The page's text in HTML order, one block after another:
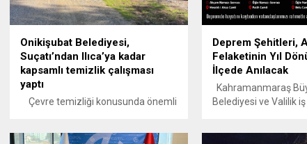
Onikişubat Belediyesi,
Suçatı’ndan Ilıca’ya kadar
kapsamlı temizlik çalışması
yaptı
Çevre temizliği konusunda önemli
Deprem Şehitleri,
Felaketinin Yıl
İlçede Anılacak
Kahramanmaraş
Belediyesi ve Valilik